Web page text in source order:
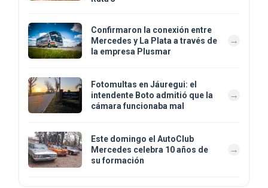
Confirmaron la conexión entre
Mercedes y La Plata a través de
la empresa Plusmar
Fotomultas en Jáuregui: el
intendente Boto admitió que la
cámara funcionaba mal
Este domingo el AutoClub
Mercedes celebra 10 años de
su formación